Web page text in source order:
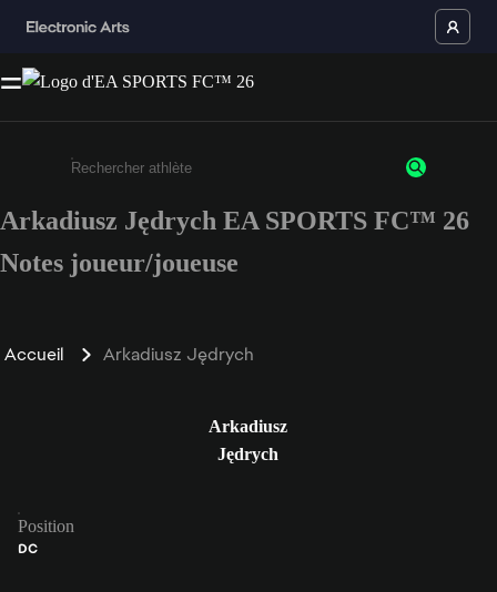
Saisissez au moins 3 caractères ou chiffres.
Arkadiusz Jędrych EA SPORTS FC™ 26
Notes joueur/joueuse
Accueil Arkadiusz Jędrych
Arkadiusz
Jędrych
Position
DC